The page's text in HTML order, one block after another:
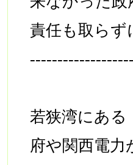
責任も取ら
若狭湾にあ
府や関西電力